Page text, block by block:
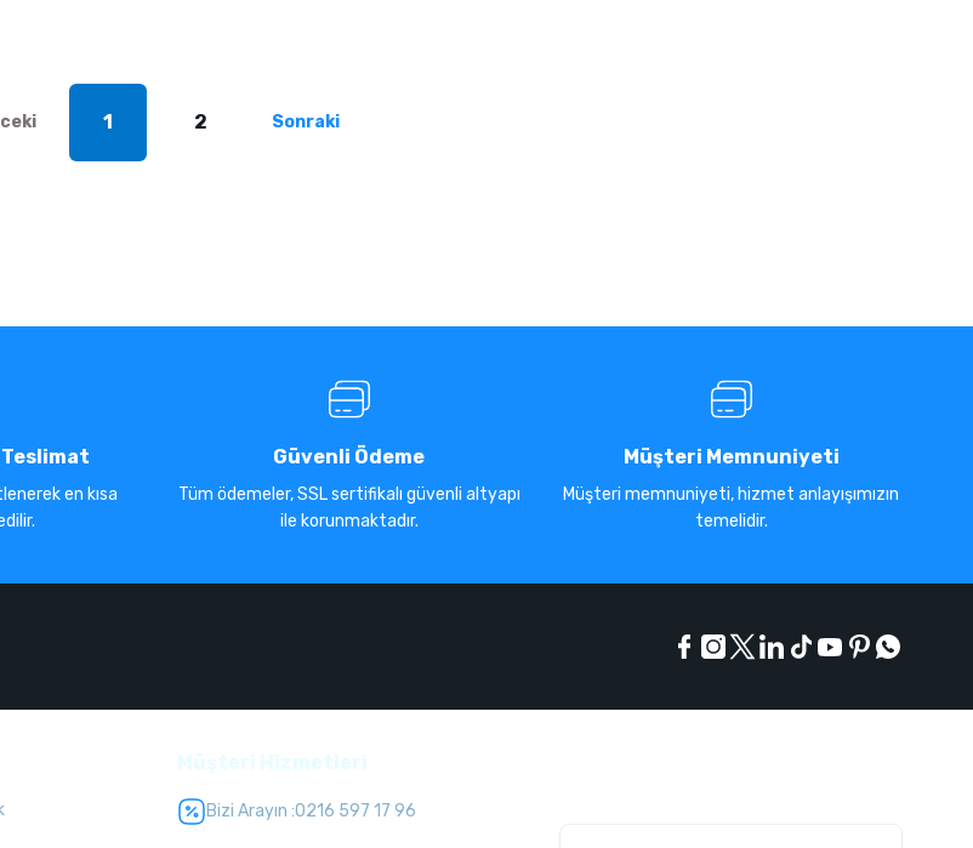
1 2
Teslimat
en kısa
Güvenli Ödeme
Tüm ödemeler, SSL sertifikalı güvenli altyapı
ile korunmaktadır.
Müşteri Memnuniyeti
Müşteri memnuniyeti, hizmet anlayışımızın
temelidir.
Bizi Arayın :0216 597 17 96